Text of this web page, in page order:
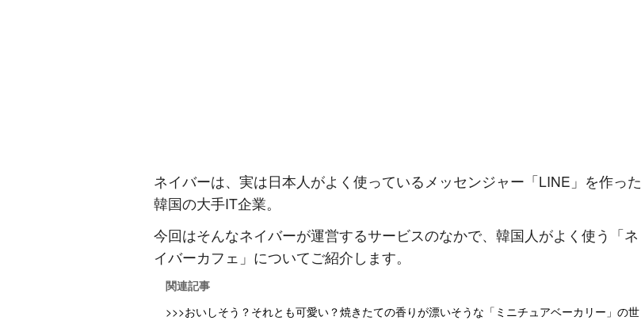
ネイバーは、実は日本人がよく使っているメッセンジャー「LINE」を作った
韓国の大手IT企業。
今回はそんなネイバーが運営するサービスのなかで、韓国人がよく使う「ネ
イバーカフェ」についてご紹介します。
関連記事
>>>おいしそう？それとも可愛い？焼きたての香りが漂いそうな「ミニチュアベーカリー」の世